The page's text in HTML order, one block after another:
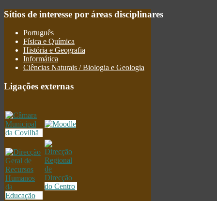
Sítios de interesse por áreas disciplinares
Português
Física e Química
História e Geografia
Informática
Ciências Naturais / Biologia e Geologia
Ligações externas